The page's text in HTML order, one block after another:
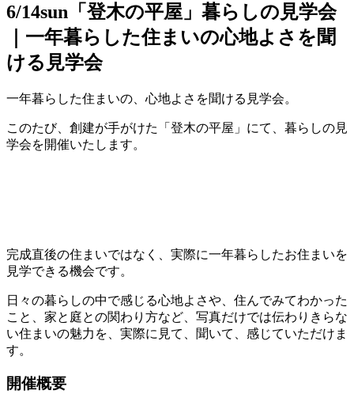
6/14sun「登木の平屋」暮らしの見学会
｜一年暮らした住まいの心地よさを聞
ける見学会
一年暮らした住まいの、心地よさを聞ける見学会。
このたび、創建が手がけた「登木の平屋」にて、暮らしの見
学会を開催いたします。
完成直後の住まいではなく、実際に一年暮らしたお住まいを
見学できる機会です。
日々の暮らしの中で感じる心地よさや、住んでみてわかった
こと、家と庭との関わり方など、写真だけでは伝わりきらな
い住まいの魅力を、実際に見て、聞いて、感じていただけま
す。
開催概要